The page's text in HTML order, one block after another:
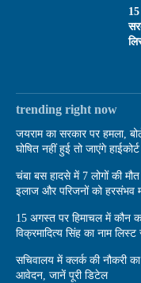
trending right now
जयराम का सरकार पर हमला,
घोषित नहीं हुई तो जाएंगे हाईकोर्ट
चंबा बस हादसे में 7 लोगों की
इलाज और परिजनों को हरसंभव
15 अगस्त पर हिमाचल में कौन
विक्रमादित्य सिंह का नाम
सचिवालय में क्लर्क की नौकरी
आवेदन, जानें पूरी डिटेल